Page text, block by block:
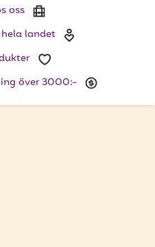
vara den första
kampanjer?
att ta del av våra
oss
hela landet
över 3000:-